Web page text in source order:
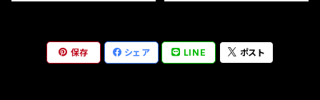
保存 シェア LINE ポスト